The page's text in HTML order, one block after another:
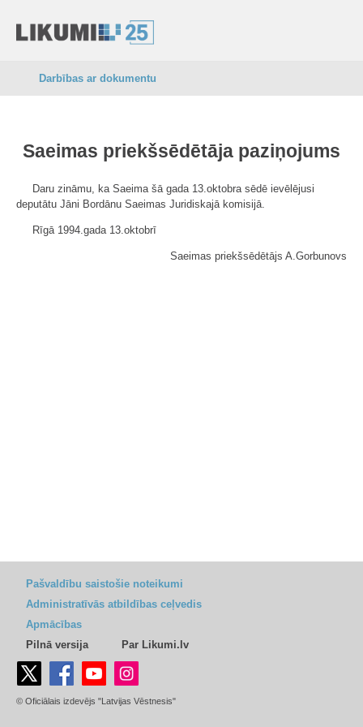
Darbības ar dokumentu
Saeimas priekšsēdētāja paziņojums
Daru zināmu, ka Saeima šā gada 13.oktobra sēdē ievēlējusi
deputātu Jāni Bordānu Saeimas Juridiskajā komisijā.
Rīgā 1994.gada 13.oktobrī
Saeimas priekšsēdētājs A.Gorbunovs
Pašvaldību saistošie noteikumi
Administratīvās atbildības ceļvedis
Apmācības
Pilnā versija
Par Likumi.lv
© Oficiālais izdevējs "Latvijas Vēstnesis"